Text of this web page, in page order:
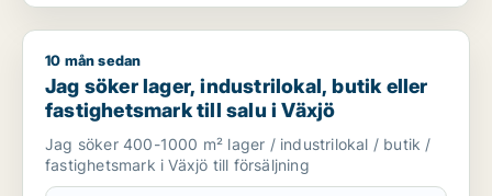
Jag söker lager, industrilokal, butik eller fastighetsmark till
10 mån sedan
Jag söker lager, industrilokal, butik eller
fastighetsmark till salu i Växjö
Jag söker 400-1000 m² lager / industrilokal / butik /
fastighetsmark i Växjö till försäljning